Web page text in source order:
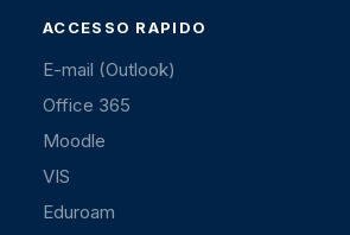
ACCESSO RAPIDO
E-mail (Outlook)
Office 365
Moodle
VIS
Eduroam